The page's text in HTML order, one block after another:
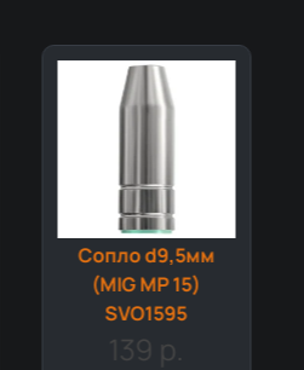
Сопло d9,5мм
(MIG MP 15)
SVO1595
139 р.